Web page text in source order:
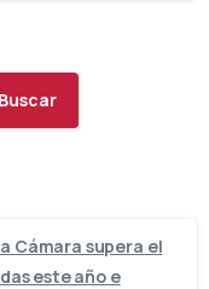
Buscar
Cámara supera el
este año e